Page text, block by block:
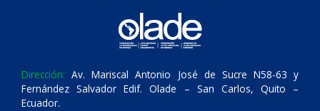
Dirección: Av. Mariscal Antonio José de Sucre N58-63 y
Fernández Salvador Edif. Olade – San Carlos, Quito –
Ecuador.